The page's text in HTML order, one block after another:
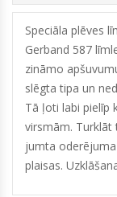
Speciāla plēves
Gerband 587
zināmo
slēgta tipa un
Tā ļoti labi pielīp
virsmām.
jumta
plaisas.